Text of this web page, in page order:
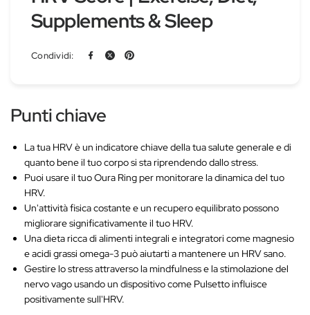
Supplements & Sleep
Condividi:
Punti chiave
La tua HRV è un indicatore chiave della tua salute generale e di
quanto bene il tuo corpo si sta riprendendo dallo stress.
Puoi usare il tuo Oura Ring per monitorare la dinamica del tuo
HRV.
Un'attività fisica costante e un recupero equilibrato possono
migliorare significativamente il tuo HRV.
Una dieta ricca di alimenti integrali e integratori come magnesio
e acidi grassi omega-3 può aiutarti a mantenere un HRV sano.
Gestire lo stress attraverso la mindfulness e la stimolazione del
nervo vago usando un dispositivo come Pulsetto influisce
positivamente sull'HRV.